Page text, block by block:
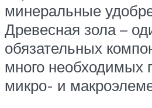
минеральные
Древесная зола –
обязательных
много необходимых
микро- и